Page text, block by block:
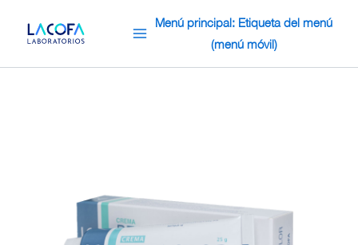
al
Menú principal: Etiqueta del menú
(menú móvil)